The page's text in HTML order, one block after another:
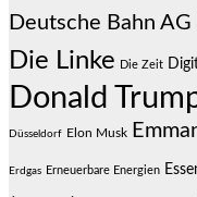
Deutsche Bahn AG
Die Linke Die Zeit
Donald
Düsseldorf Elon Musk
Erdgas Erneuerbare Energien